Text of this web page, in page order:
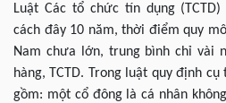
Luật Các tổ chức tín dụng
cách đây 10 năm, thời điểm quy
Nam chưa lớn, trung bình chỉ vài
hàng, TCTD. Trong luật quy định
gồm: một cổ đông là cá nhân